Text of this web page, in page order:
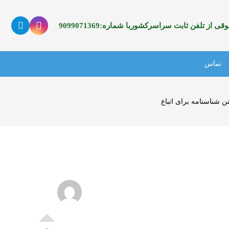
از تلفن ثابت سراسرکشوربا شماره:9099071369
تماس
شناسنامه برای اتباع